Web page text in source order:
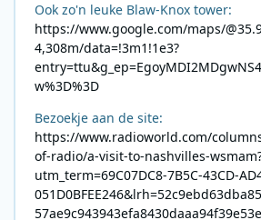
Ook zo'n leuke Blaw-Knox tower:
https://www.google.com/maps/
4,308m/data=!3m1!1e3?
w%3D%3D
Bezoekje aan de site:
https://www.radioworld.com/
of-radio/a-visit-to-nashvilles-
utm_term=69C07DC8-7B5C-43CD-